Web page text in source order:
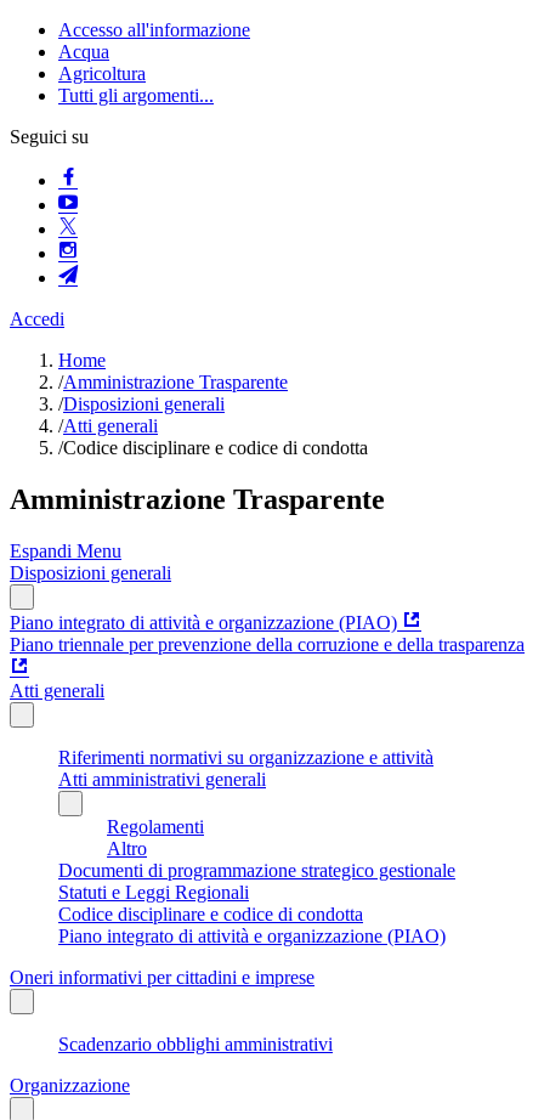
Accesso all'informazione
Acqua
Agricoltura
Tutti gli argomenti...
Seguici su
Accedi
Home
/Amministrazione Trasparente
/Disposizioni generali
/Atti generali
/Codice disciplinare e codice di condotta
Amministrazione Trasparente
Espandi Menu
Disposizioni generali
Piano integrato di attività e organizzazione (PIAO)
Piano triennale per prevenzione della corruzione e della trasparenza
Atti generali
Riferimenti normativi su organizzazione e attività
Atti amministrativi generali
Regolamenti
Altro
Documenti di programmazione strategico gestionale
Statuti e Leggi Regionali
Codice disciplinare e codice di condotta
Piano integrato di attività e organizzazione (PIAO)
Oneri informativi per cittadini e imprese
Scadenzario obblighi amministrativi
Organizzazione